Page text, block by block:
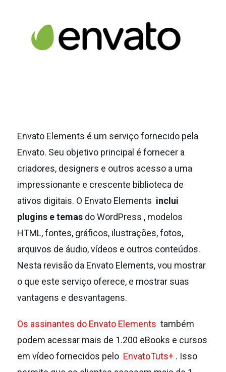
Envato Elements é um serviço fornecido pela
Envato. Seu objetivo principal é fornecer a
criadores, designers e outros acesso a uma
impressionante e crescente biblioteca de
ativos digitais. O Envato Elements inclui
plugins e temasdo WordPress , modelos
HTML, fontes, gráficos, ilustrações, fotos,
arquivos de áudio, vídeos e outros conteúdos.
Nesta revisão da Envato Elements, vou mostrar
o que este serviço oferece, e mostrar suas
vantagens e desvantagens.
Os assinantes do Envato Elements também
podem acessar mais de 1.200 eBooks e cursos
em vídeo fornecidos pelo EnvatoTuts+ . Isso